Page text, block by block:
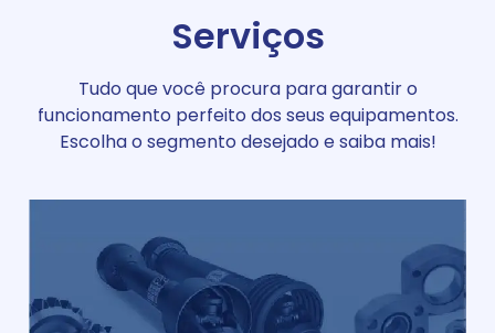
Serviços
Tudo que você procura para garantir o
funcionamento perfeito dos seus equipamentos.
Escolha o segmento desejado e saiba mais!